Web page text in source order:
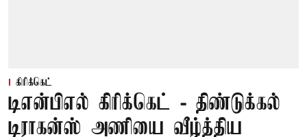
கிரிக்கெட்
டிஎன்பிஎல் கிரிக்கெட் - திண்டுக்கல்
டிராகன்ஸ் அணியை வீழ்த்திய